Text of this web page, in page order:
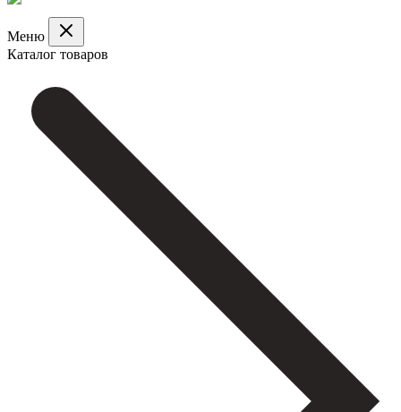
Меню
Каталог товаров